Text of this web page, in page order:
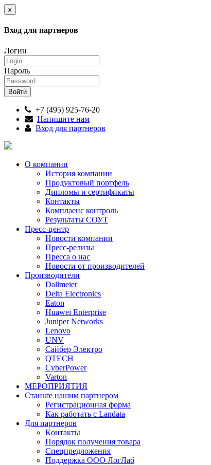
x
Вход для партнеров
Логин
Пароль
+7 (495) 925-76-20
Напишите нам
Вход для партнеров
О компании
История компании
Продуктовый портфель
Дипломы и сертификаты
Контакты
Комплаенс контроль
Результаты СОУТ
Пресс-центр
Новости компании
Пресс-релизы
Пресса о нас
Новости от производителей
Производители
Dallmeier
Delta Electronics
Eaton
Huawei Enterprise
Juniper Networks
Lenovo
UNV
Сайбер Электро
QTECH
CyberPower
Varton
МЕРОПРИЯТИЯ
Станьте нашим партнером
Регистрационная форма
Как работать с Landata
Для партнеров
Кoнтaкты
Порядок получения товара
Спецпредложения
Поддержка ООО ЛогЛаб